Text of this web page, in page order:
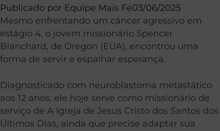
Publicado por Equipe Mais Fé03/06/2025
Mesmo enfrentando um câncer agressivo em
estágio 4, o jovem missionário Spencer
Blanchard, de Oregon (EUA), encontrou uma
forma de servir e espalhar esperança.
Diagnosticado com neuroblastoma metastático
aos 12 anos, ele hoje serve como missionário de
serviço de A Igreja de Jesus Cristo dos Santos dos
Últimos Dias, ainda que precise adaptar sua